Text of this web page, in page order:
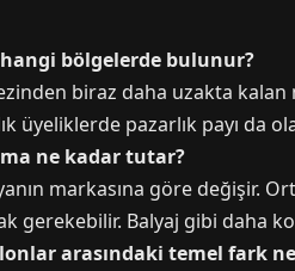
bölgelerde bulunur?
biraz daha uzakta
üyeliklerde pazarlık payı da
ne kadar tutar?
markasına göre değişir.
gerekebilir. Balyaj gibi daha
arasındaki temel fark